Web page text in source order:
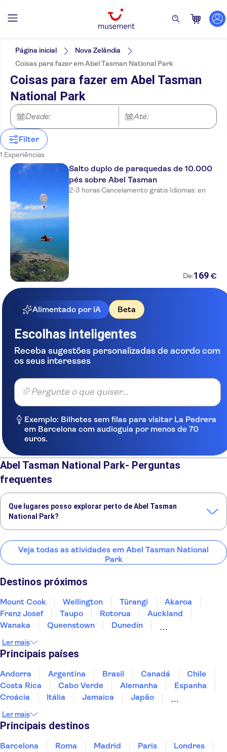
Filtros
Máx.
Opções de ingressos
Tour guiado
Voucher eletrônico
Cancelamento gratuito
Confirmação instantânea
Categorias
Atividades aéreas
Ao ar livre
Natureza
Inglês
Página inicial
Nova Zelândia
Coisas para fazer em Abel Tasman National Park
Coisas para fazer em Abel Tasman
National Park
Desde: Até:
Filter
1 Experiências
Salto duplo de paraquedas de 10.000
pés sobre Abel Tasman
2-3 horas·Cancelamento grátis·Idiomas: en
De:169 €
Alimentado por IA Beta
Escolhas inteligentes
Receba sugestões personalizadas de acordo com
os seus interesses
Pergunte o que quiser...
Exemplo: Bilhetes sem filas para visitar La Pedrera
em Barcelona com audioguia por menos de 70
euros.
Abel Tasman National Park- Perguntas
frequentes
Que lugares posso explorar perto de Abel Tasman
National Park?
Abel Tasman National Park:
Tūrangi Akaroa
Veja todas as atividades em Abel Tasman National
Park
Destinos próximos
Mount Cook Wellington Tūrangi
Akaroa
Franz Josef
Taupo Rotorua
Auckland
Wanaka
Queenstown
Dunedin
Ler mais
Principais países
Andorra Argentina Brasil Canadá
Chile
Costa Rica
Cabo Verde Alemanha
Espanha
Croácia
Itália Jamaica
Japão
Portugal
Singapura
Ler mais
Principais destinos
Barcelona Roma Madrid Paris
Londres